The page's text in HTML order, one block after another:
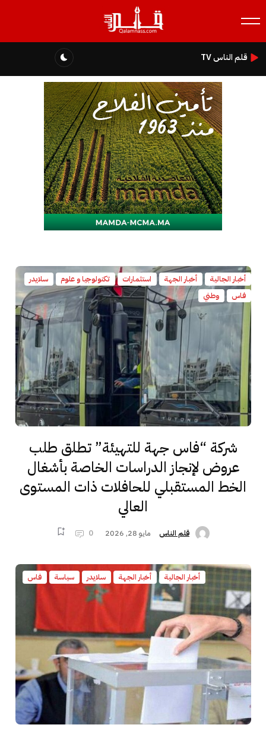
قلم الناس TV
أخبار الجالية أخبار الجهة استثمارات تكنولوجيا و علوم
سلايدر
فاس
وطني
شركة “فاس جهة للتهيئة” تطلق طلب
عروض لإنجاز الدراسات الخاصة بأشغال
الخط المستقبلي للحافلات ذات المستوى
العالي
قلم الناس مايو 28, 2026 0
أخبار الجالية أخبار الجهة سلايدر سياسة فاس